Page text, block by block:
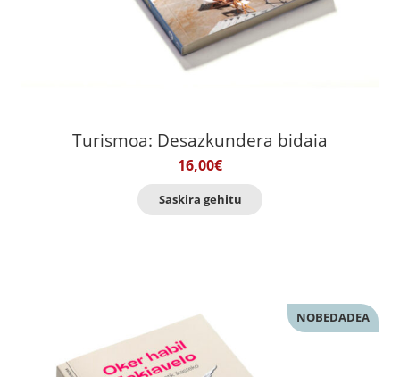
Turismoa: Desazkundera bidaia
16,00€
Saskira gehitu
NOBEDADEA